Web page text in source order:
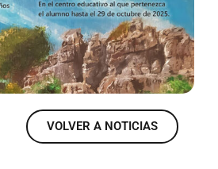
VOLVER A NOTICIAS